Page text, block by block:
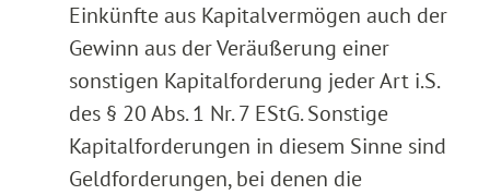
Einkünfte aus Kapitalvermögen auch der
Gewinn aus der Veräußerung einer
sonstigen Kapitalforderung jeder Art i.S.
des § 20 Abs. 1 Nr. 7 EStG. Sonstige
Kapitalforderungen in diesem Sinne sind
Geldforderungen, bei denen die